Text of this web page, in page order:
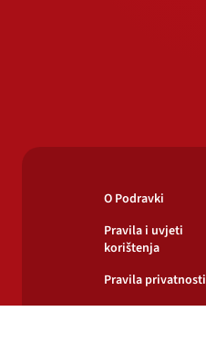
O Podravki
Pravila i uvjeti
korištenja
Pravila privatnosti